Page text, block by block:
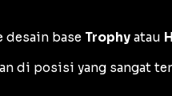
desain base Trophy atau
di posisi yang sangat